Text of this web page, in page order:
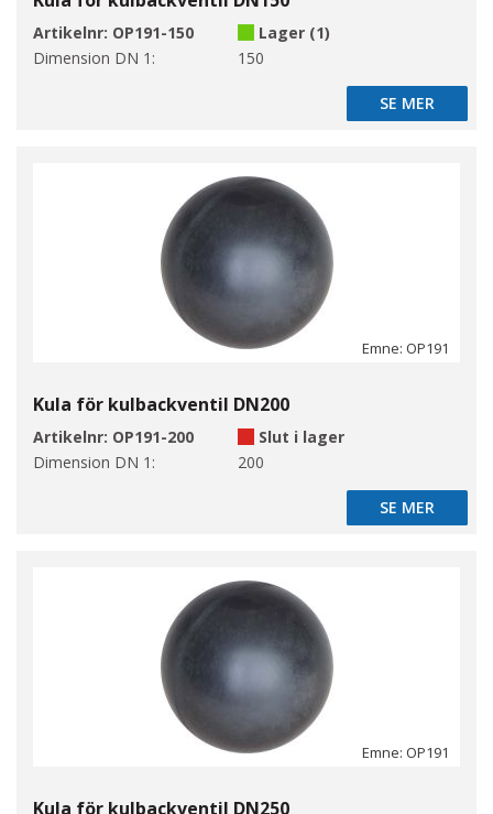
Artikelnr: OP191-150
Lager (1)
Dimension DN 1:
150
SE MER
SE MER
Emne: OP191
Kula för kulbackventil DN200
Artikelnr: OP191-200
Slut i lager
Dimension DN 1:
200
SE MER
SE MER
Emne: OP191
Kula för kulbackventil DN250